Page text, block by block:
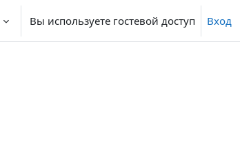
Вы используете гостевой доступ Вход